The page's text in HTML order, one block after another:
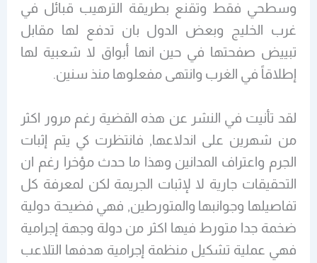
وسطحي فقط وتقنع بطريقة الترهيب قبائل في
غرب الخليج وبعض الدول بان تدفع لها مقابل
تبييض صفحتها في حين انها أبواق لا شعبية لها
إطلاقاً في الغرب وانتهى مفعلوها منذ سنين.
لقد تأنيت في النشر عن هذه القضية رغم مرور اكثر
من شهرين على اندلاعها, فانتظرت كي يتم إثبات
الجرم واعتراف المدانين وهذا ما حدث مؤخرا رغم ان
التحقيقات جارية لا لإثبات الجريمة لكن لمعرفة كل
تفاصيلها وجوانبها والمتورطين, فهي فضيحة دولية
ضخمة جدا متورط فيها اكثر من دولة وجهة إجرامية
فهي عملية تشكيل منظمة إجرامية هدفها التلاعب